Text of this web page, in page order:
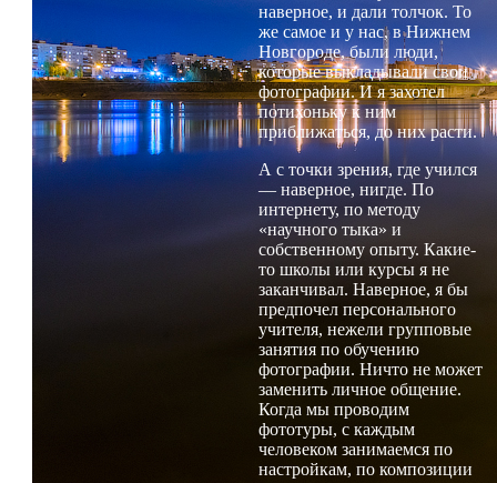
наверное, и дали толчок. То
же самое и у нас, в Нижнем
Новгороде, были люди,
которые выкладывали свои
фотографии. И я захотел
потихоньку к ним
приближаться, до них расти.
А с точки зрения, где учился
— наверное, нигде. По
интернету, по методу
«научного тыка» и
собственному опыту. Какие-
то школы или курсы я не
заканчивал. Наверное, я бы
предпочел персонального
учителя, нежели групповые
занятия по обучению
фотографии. Ничто не может
заменить личное общение.
Когда мы проводим
фототуры, с каждым
человеком занимаемся по
настройкам, по композиции